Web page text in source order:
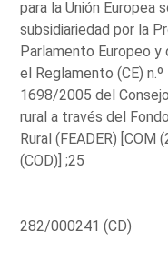
para la Unión Europea
subsidiariedad por la
Parlamento Europeo
el Reglamento (CE) n.º
1698/2005 del
rural a través del
Rural (FEADER)
(COD)] ;25
282/000241 (CD)